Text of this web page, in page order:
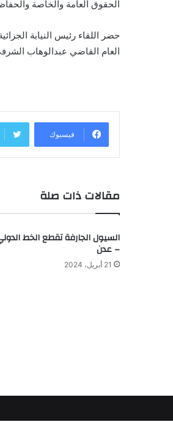
الحقوق العامة والخاصة
حضر اللقاء رئيس النيابة
العام القاضي عبدالوهاب
فيسبوك
مقالات ذات صلة
السيول الجارفة تقطع الخط
– عدن
21 أبريل، 2024